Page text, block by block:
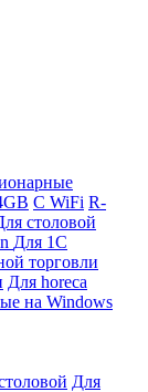
С WiFi R-
столовой
Для 1С
торговли
Для horeca
на Windows
Для